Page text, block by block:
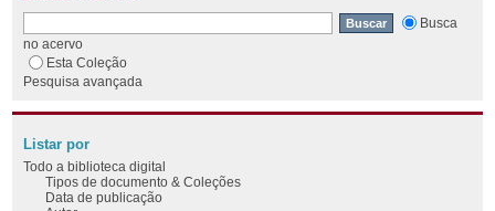
Busca
no acervo
Esta Coleção
Pesquisa avançada
Listar por
Todo a biblioteca digital
Tipos de documento & Coleções
Data de publicação